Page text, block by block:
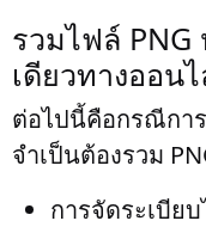
รวมไฟล์ PNG
เดียวทางออน
ต่อไปนี้คือกรณีกา
จำเป็นต้องรวม
การจัดระเบีย